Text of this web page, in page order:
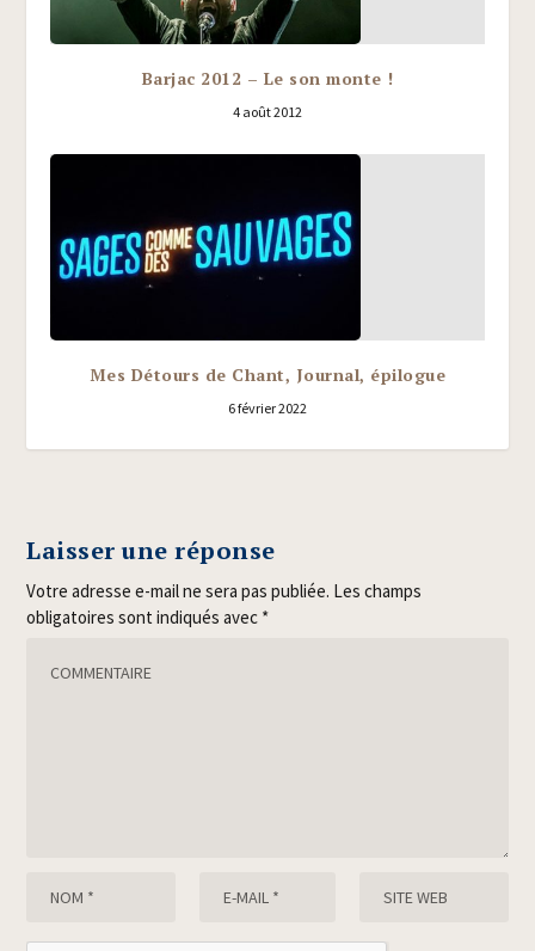
Barjac 2012 – Le son monte !
4 août 2012
Mes Détours de Chant, Journal, épilogue
6 février 2022
Laisser une réponse
Votre adresse e-mail ne sera pas publiée. Les champs
obligatoires sont indiqués avec *